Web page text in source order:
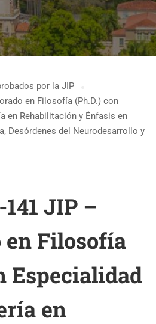
por la JIP
en Filosofía (Ph.D.) con
en Rehabilitación y Énfasis en
Desórdenes del Neurodesarrollo y
JIP –
en Filosofía
Especialidad
en